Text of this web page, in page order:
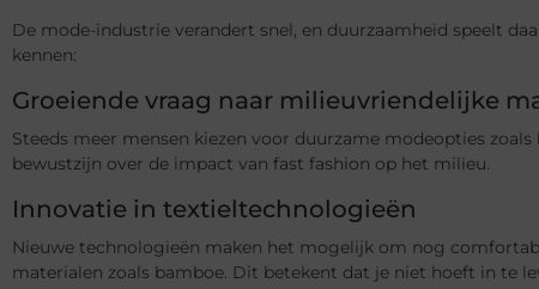
De mode-industrie verandert snel, en duurzaamheid speelt
kennen:
Groeiende vraag naar milieuvriendelijke
Steeds meer mensen kiezen voor duurzame modeopties
bewustzijn over de impact van fast fashion op het milieu.
Innovatie in textieltechnologieën
Nieuwe technologieën maken het mogelijk om nog
materialen zoals bamboe. Dit betekent dat je niet hoeft in te